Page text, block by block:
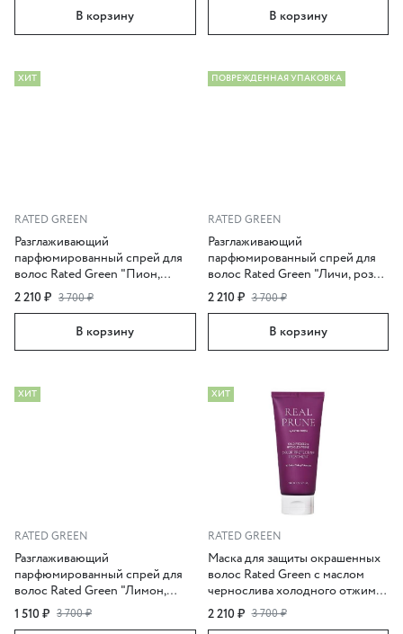
В корзину В корзину
ХИТ
RATED GREEN
Разглаживающий
парфюмированный спрей для
волос Rated Green "Пион,
кокос, сандал", 80 мл
2 210 ₽ 3 700 ₽
В корзину
ПОВРЕЖДЕННАЯ УПАКОВКА
RATED GREEN
Разглаживающий
парфюмированный спрей для
волос Rated Green "Личи, роза,
кедр", 80 мл
2 210 ₽ 3 700 ₽
В корзину
ХИТ
RATED GREEN
Разглаживающий
парфюмированный спрей для
волос Rated Green "Лимон,
фрезия, мускус", 80 мл
1 510 ₽ 3 700 ₽
ХИТ
RATED GREEN
Маска для защиты окрашенных
волос Rated Green с маслом
чернослива холодного отжима,
200 мл
2 210 ₽ 3 700 ₽